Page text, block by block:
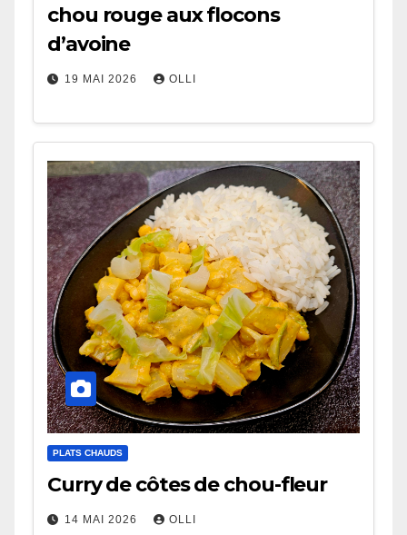
chou rouge aux flocons
d’avoine
19 MAI 2026 OLLI
PLATS CHAUDS
Curry de côtes de chou-fleur
14 MAI 2026 OLLI